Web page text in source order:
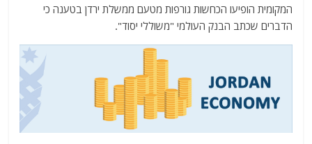
המקומית הופיעו הכחשות גורפות מטעם ממשלת ירדן בטענה כי
הדברים שכתב הבנק העולמי "משוללי יסוד".